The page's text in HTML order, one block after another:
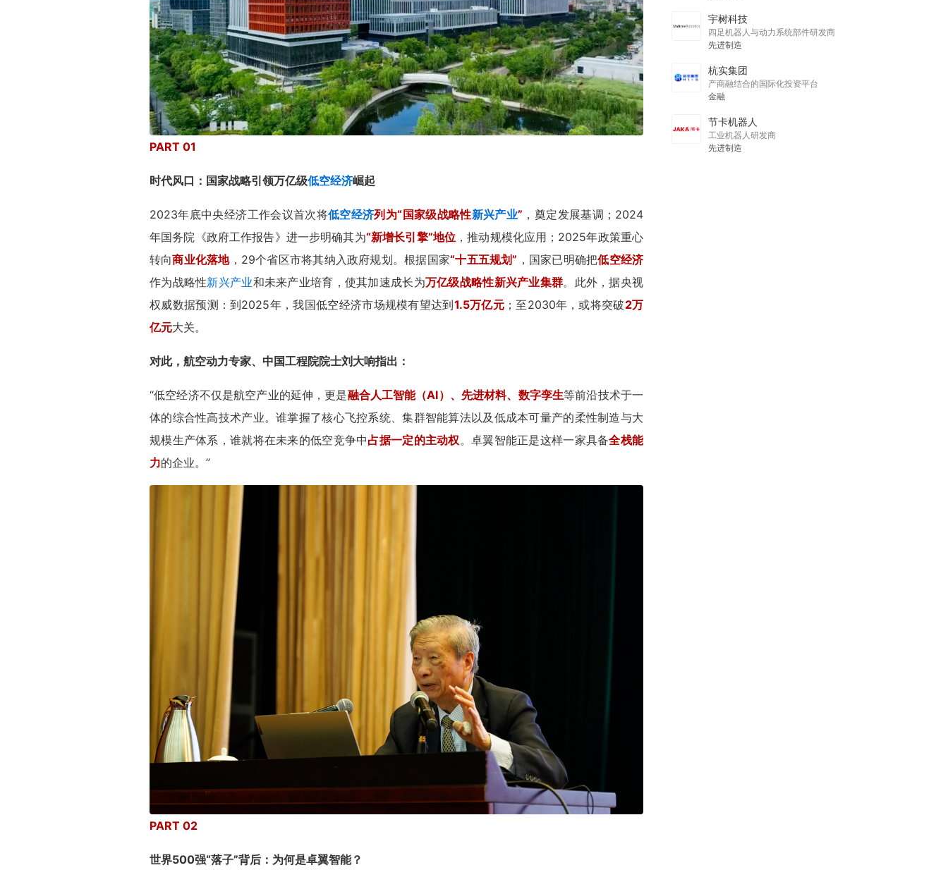
PART 01
时代风口：国家战略引领万亿级低空经济崛起
2023年底中央经济工作会议首次将低空经济列为“国家级战略性新兴产业” ，奠定发展基调；2024
年国务院《政府工作报告》进一步明确其为“新增长引擎”地位 ，推动规模化应用；2025年政策重心
转向商业化落地，29个省区市将其纳入政府规划。根据国家“十五五规划” ，国家已明确把低空经济
作为战略性新兴产业和未来产业培育，使其加速成长为万亿级战略性新兴产业集群。此外，据央视
权威数据预测：到2025年，我国低空经济市场规模有望达到1.5万亿元；至2030年，或将突破2万
亿元大关。
对此，航空动力专家、中国工程院院士刘大响指出：
“低空经济不仅是航空产业的延伸，更是融合人工智能（AI）、先进材料、数字孪生等前沿技术于一
体的综合性高技术产业。谁掌握了核心飞控系统、集群智能算法以及低成本可量产的柔性制造与大
规模生产体系，谁就将在未来的低空竞争中占据一定的主动权。卓翼智能正是这样一家具备全栈能
力的企业。”
PART 02
世界500强“落子”背后：为何是卓翼智能？
宇树科技
四足机器人与动力系统部件研发商
先进制造
杭实集团
产商融结合的国际化投资平台
金融
节卡机器人
工业机器人研发商
先进制造